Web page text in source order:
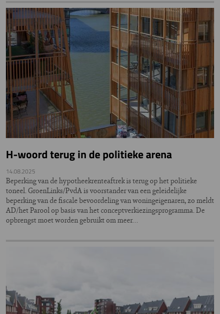
H-woord terug in de politieke arena
14.08.2025
Beperking van de hypotheekrenteaftrek is terug op het politieke
toneel. GroenLinks/PvdA is voorstander van een geleidelijke
beperking van de fiscale bevoordeling van woningeigenaren, zo meldt
AD/het Parool op basis van het conceptverkiezingsprogramma. De
opbrengst moet worden gebruikt om meer…